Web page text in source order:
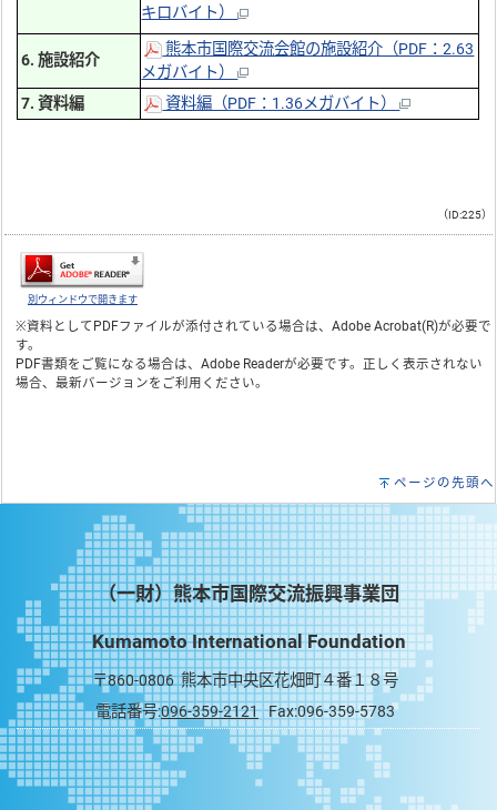
キロバイト）
6. 施設紹介
熊本市国際交流会館の施設紹介（PDF：2.63
メガバイト）
7. 資料編
資料編（PDF：1.36メガバイト）
（ID:225）
別ウィンドウで開きます
※資料としてPDFファイルが添付されている場合は、Adobe Acrobat(R)が必要で
す。
PDF書類をご覧になる場合は、Adobe Readerが必要です。正しく表示されない
場合、最新バージョンをご利用ください。
ページの先頭へ
（一財）熊本市国際交流振興事業団
Kumamoto International Foundation
〒860-0806 熊本市中央区花畑町４番１８号
電話番号:096-359-2121Fax:096-359-5783